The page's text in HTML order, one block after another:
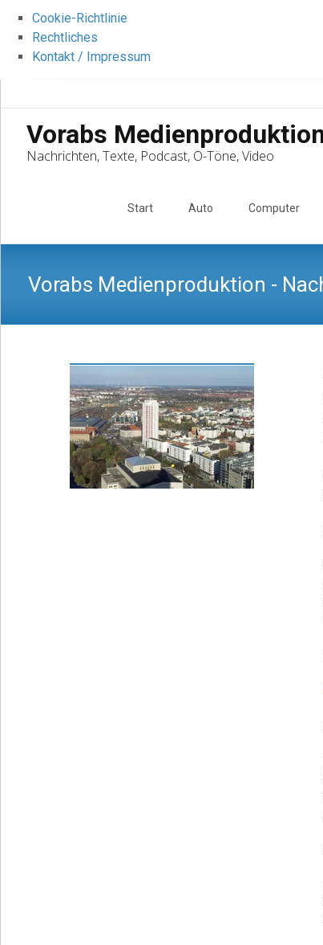
Cookie-Richtlinie
Rechtliches
Kontakt / Impressum
Vorabs
Nachrichten, Texte, Podcast, O-Töne, Video
Start Auto Computer
Vorabs Medienproduktion -